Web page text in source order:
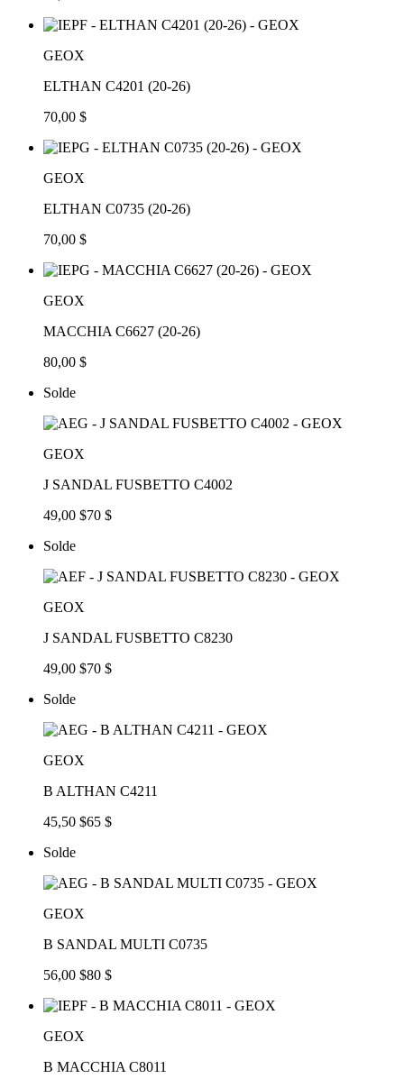
GEOX
ELTHAN C4201 (20-26)
70,00 $
GEOX
ELTHAN C0735 (20-26)
70,00 $
GEOX
MACCHIA C6627 (20-26)
80,00 $
Solde
GEOX
J SANDAL FUSBETTO C4002
49,00 $70 $
Solde
GEOX
J SANDAL FUSBETTO C8230
49,00 $70 $
Solde
GEOX
B ALTHAN C4211
45,50 $65 $
Solde
GEOX
B SANDAL MULTI C0735
56,00 $80 $
GEOX
B MACCHIA C8011